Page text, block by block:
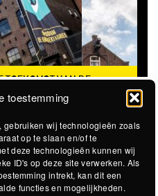
toestemming
gebruiken wij technologieën zoals
op te slaan en/of te
deze technologieën kunnen wij
ID's op deze site verwerken. Als
intrekt, kan dit een
functies en mogelijkheden.
TOEKOMST VAN DE